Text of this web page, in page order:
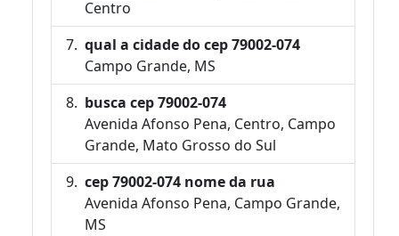
Centro
qual a cidade do cep 79002-074
Campo Grande, MS
busca cep 79002-074
Avenida Afonso Pena, Centro, Campo
Grande, Mato Grosso do Sul
cep 79002-074 nome da rua
Avenida Afonso Pena, Campo Grande,
MS